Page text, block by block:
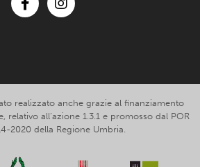
realizzato anche grazie al finanziamento
relativo all’azione 1.3.1 e promosso dal POR
2020 della Regione Umbria.